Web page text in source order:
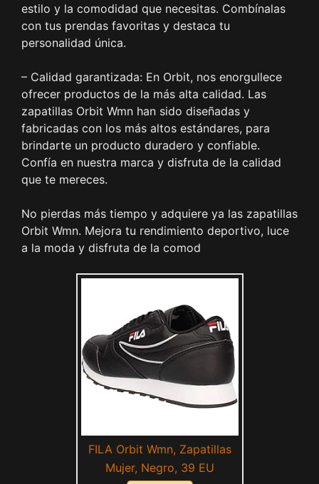
estilo y la comodidad que necesitas. Combínalas
con tus prendas favoritas y destaca tu
personalidad única.
– Calidad garantizada: En Orbit, nos enorgullece
ofrecer productos de la más alta calidad. Las
zapatillas Orbit Wmn han sido diseñadas y
fabricadas con los más altos estándares, para
brindarte un producto duradero y confiable.
Confía en nuestra marca y disfruta de la calidad
que te mereces.
No pierdas más tiempo y adquiere ya las zapatillas
Orbit Wmn. Mejora tu rendimiento deportivo, luce
a la moda y disfruta de la comod
FILA Orbit Wmn, Zapatillas
Mujer, Negro, 39 EU